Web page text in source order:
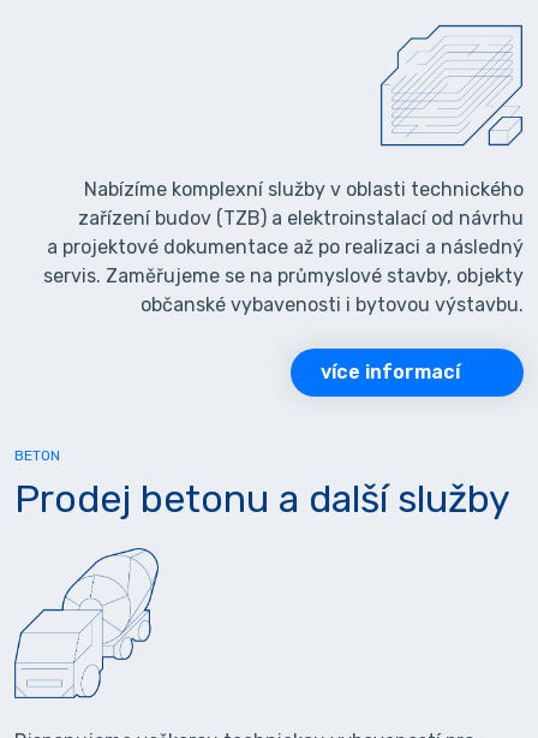
více informací
Nabízíme komplexní služby v oblasti technického
zařízení budov (TZB) a elektroinstalací od návrhu
a projektové dokumentace až po realizaci a následný
servis. Zaměřujeme se na průmyslové stavby, objekty
občanské vybavenosti i bytovou výstavbu.
BETON
Prodej betonu a další služby